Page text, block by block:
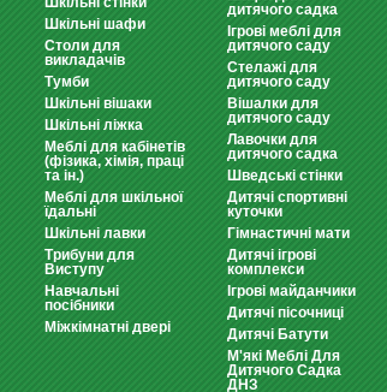
Шкільні шафи
Столи для
викладачів
Тумби
Шкільні вішаки
Шкільні ліжка
Меблі для кабінетів
(фізика, хімія, праці
та ін.)
Меблі для шкільної
їдальні
Шкільні лавки
Трибуни для
Виступу
Навчальні
посібники
Міжкімнатні двері
дитячого садка
Ігрові меблі для
дитячого саду
Стелажі для
дитячого саду
Вішалки для
дитячого саду
Лавочки для
дитячого садка
Шведські стінки
Дитячі спортивні
куточки
Гімнастичні мати
Дитячі ігрові
комплекси
Ігрові майданчики
Дитячі пісочниці
Дитячі Батути
М'які Меблі Для
Дитячого Садка
ДНЗ